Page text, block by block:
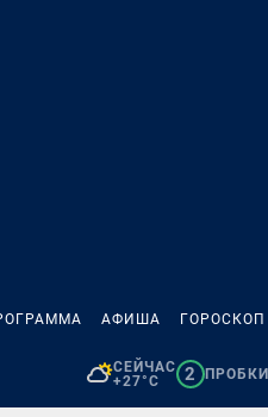
АФИША ГОРОСКОП
СЕЙЧАС
+27°C
2 ПРОБКИ